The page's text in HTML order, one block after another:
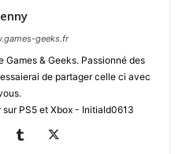
geeks.fr
& Geeks. Passionné des
de partager celle ci avec
PS5 et Xbox - Initiald0613